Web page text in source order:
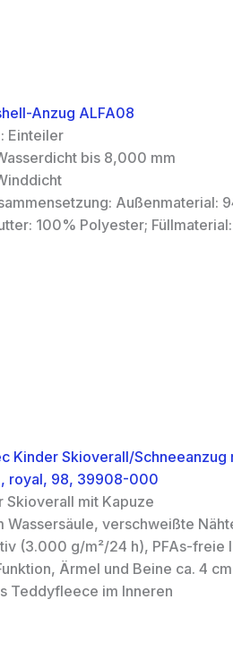
Anzug ALFA08
Einteiler
bis 8,000 mm
Außenmaterial:
100% Polyester;
Kinder Skioverall/
royal, 98, 39908-000
Skioverall mit Kapuze
Wassersäule, verschweißte
(3.000 g/m²/24 h), PFAs-freie
Ärmel und Beine ca. 4
Teddyfleece im Inneren